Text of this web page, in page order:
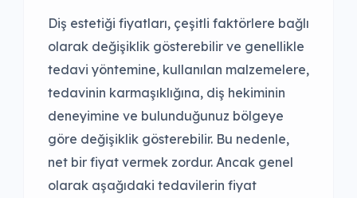
Diş estetiği fiyatları, çeşitli faktörlere bağlı
olarak değişiklik gösterebilir ve genellikle
tedavi yöntemine, kullanılan malzemelere,
tedavinin karmaşıklığına, diş hekiminin
deneyimine ve bulunduğunuz bölgeye
göre değişiklik gösterebilir. Bu nedenle,
net bir fiyat vermek zordur. Ancak genel
olarak aşağıdaki tedavilerin fiyat